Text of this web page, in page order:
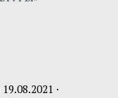
19.08.2021 ·